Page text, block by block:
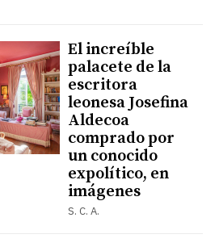
El increíble
palacete de la
escritora
leonesa Josefina
Aldecoa
comprado por
un conocido
expolítico, en
imágenes
S. C. A.